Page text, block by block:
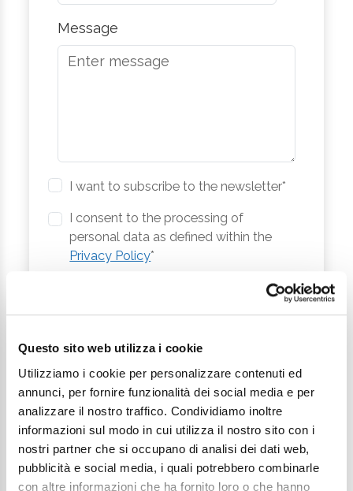
Questo sito web utilizza i cookie
Utilizziamo i cookie per personalizzare contenuti ed
annunci, per fornire funzionalità dei social media e per
analizzare il nostro traffico. Condividiamo inoltre
informazioni sul modo in cui utilizza il nostro sito con i
nostri partner che si occupano di analisi dei dati web,
pubblicità e social media, i quali potrebbero combinarle
con altre informazioni che ha fornito loro o che hanno
Message
I want to subscribe to the newsletter*
I consent to the processing of
personal data as defined within the
Privacy Policy*